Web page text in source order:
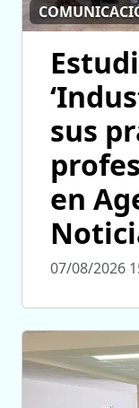
sus
en
07/08/2026